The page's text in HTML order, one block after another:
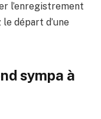
l’enregistrement
départ d’une
sympa à